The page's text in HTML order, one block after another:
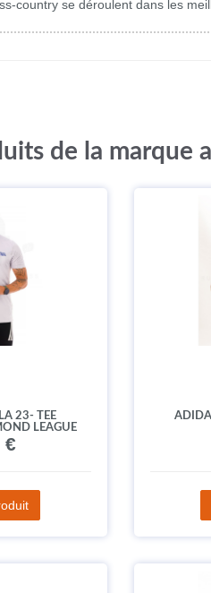
country se déroulent dans les
de la marque
23- TEE
LEAGUE
€